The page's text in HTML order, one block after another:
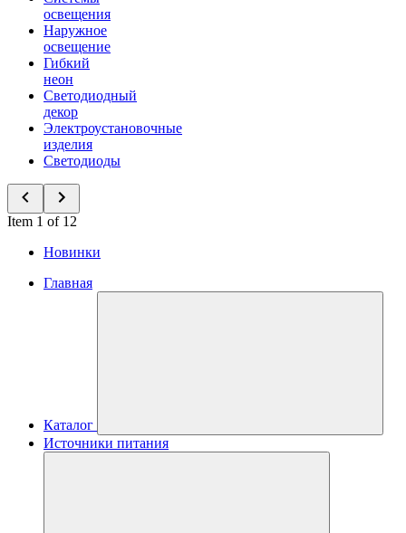
освещения
Наружное
освещение
Гибкий
неон
Светодиодный
декор
Электроустановочные
изделия
Светодиоды
Item 1 of 12
Новинки
Главная
Каталог
Источники питания